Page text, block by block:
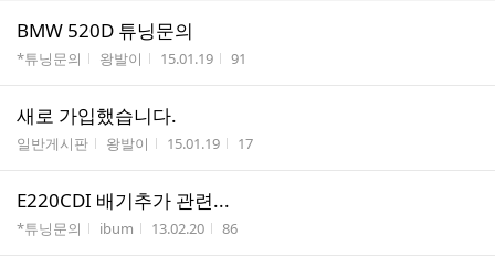
페
메
뉴
글
트
BMW 520D 튜닝문의
게시판명
*튜닝문의 작성자
왕발이 작성시간
15.01.19 조회수
91
새로 가입했습니다.
게시판명
일반게시판 작성자
왕발이 작성시간
15.01.19 조회수
17
E220CDI 배기추가 관련...
게시판명
*튜닝문의 작성자
ibum 작성시간
13.02.20 조회수
86